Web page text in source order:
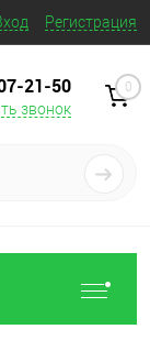
Регистрация
звонок
0